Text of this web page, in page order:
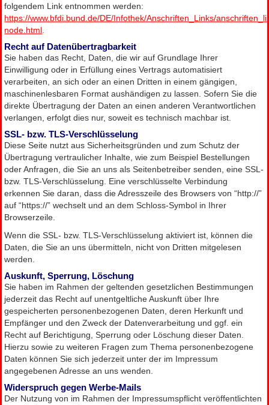
folgendem Link entnommen werden:
https://www.bfdi.bund.de/DE/Infothek/Anschriften_Links/
node.html.
Recht auf Datenübertragbarkeit
Sie haben das Recht, Daten, die wir auf Grundlage Ihrer
Einwilligung oder in Erfüllung eines Vertrags automatisiert
verarbeiten, an sich oder an einen Dritten in einem gängigen,
maschinenlesbaren Format aushändigen zu lassen. Sofern Sie die
direkte Übertragung der Daten an einen anderen Verantwortlichen
verlangen, erfolgt dies nur, soweit es technisch machbar ist.
SSL- bzw. TLS-Verschlüsselung
Diese Seite nutzt aus Sicherheitsgründen und zum Schutz der
Übertragung vertraulicher Inhalte, wie zum Beispiel Bestellungen
oder Anfragen, die Sie an uns als Seitenbetreiber senden, eine SSL-
bzw. TLS-Verschlüsselung. Eine verschlüsselte Verbindung
erkennen Sie daran, dass die Adresszeile des Browsers von “http://”
auf “https://” wechselt und an dem Schloss-Symbol in Ihrer
Browserzeile.
Wenn die SSL- bzw. TLS-Verschlüsselung aktiviert ist, können die
Daten, die Sie an uns übermitteln, nicht von Dritten mitgelesen
werden.
Auskunft, Sperrung, Löschung
Sie haben im Rahmen der geltenden gesetzlichen Bestimmungen
jederzeit das Recht auf unentgeltliche Auskunft über Ihre
gespeicherten personenbezogenen Daten, deren Herkunft und
Empfänger und den Zweck der Datenverarbeitung und ggf. ein
Recht auf Berichtigung, Sperrung oder Löschung dieser Daten.
Hierzu sowie zu weiteren Fragen zum Thema personenbezogene
Daten können Sie sich jederzeit unter der im Impressum
angegebenen Adresse an uns wenden.
Widerspruch gegen Werbe-Mails
Der Nutzung von im Rahmen der Impressumspflicht veröffentlichten